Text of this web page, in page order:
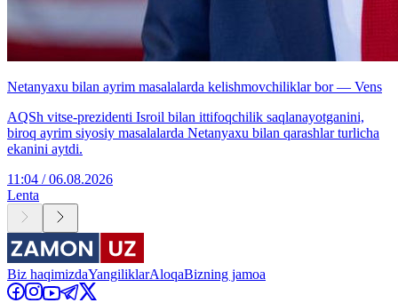
Netanyaxu bilan ayrim masalalarda kelishmovchiliklar bor — Vens
AQSh vitse-prezidenti Isroil bilan ittifoqchilik saqlanayotganini,
biroq ayrim siyosiy masalalarda Netanyaxu bilan qarashlar turlicha
ekanini aytdi.
11:04 / 06.08.2026
Lenta
Biz haqimizdaYangiliklarAloqaBizning jamoa